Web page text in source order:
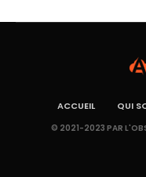
ACCUEIL QUI
© 2021-2023 PAR